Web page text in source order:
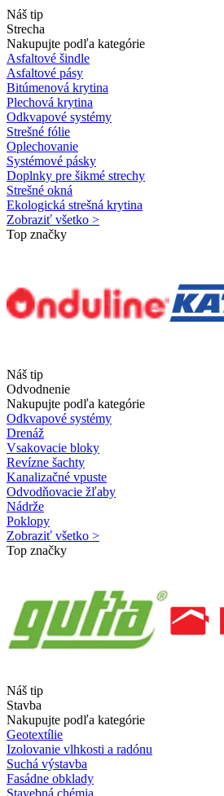
Náš tip
Strecha
Nakupujte podľa kategórie
Asfaltové šindle
Asfaltové pásy
Bitúmenová krytina
Plechová krytina
Odkvapové systémy
Strešné fólie
Oplechovanie
Systémové pásky
Doplnky pre šikmé strechy
Strešné okná
Ekologická strešná krytina
Zobraziť všetko >
Top značky
Náš tip
Odvodnenie
Nakupujte podľa kategórie
Odkvapové systémy
Drenáž
Vsakovacie bloky
Revízne šachty
Kanalizačné vpuste
Odvodňovacie žľaby
Nádrže
Poklopy
Zobraziť všetko >
Top značky
Náš tip
Stavba
Nakupujte podľa kategórie
Geotextílie
Izolovanie vlhkosti a radónu
Suchá výstavba
Fasádne obklady
Stavebná chémia